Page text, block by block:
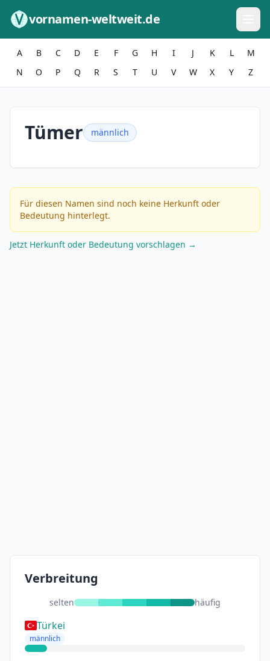
vornamen-weltweit.de
A B C D E F G H I J K L
M
N
O P Q R S T U V W X Y Z
Tümer männlich
Für diesen Namen sind noch keine Herkunft oder
Bedeutung hinterlegt.
Jetzt Herkunft oder Bedeutung vorschlagen →
Verbreitung
selten häufig
Türkei
männlich